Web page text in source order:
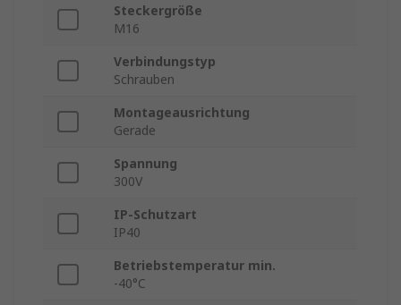
Steckergröße
M16
Verbindungstyp
Schrauben
Montageausrichtung
Gerade
Spannung
300V
IP-Schutzart
IP40
Betriebstemperatur min.
-40°C